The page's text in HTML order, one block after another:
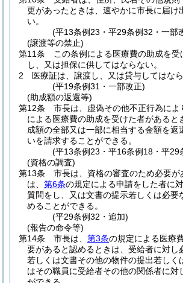
更があったときは、速やかに市長に届け
い。
(平13条例23・平29条例32・一部
(譲渡等の禁止)
第11条
この条例による医療費の助成を
し、又は担保に供してはならない。
2
医療証は、譲渡し、又は貸与してはなら
(平19条例31・一部改正)
(助成額の返還等)
第12条
市長は、虚偽その他不正行為によ
による医療費の助成を受けた者があると
成額の全部又は一部に相当する金額を返
いを請求することができる。
(平13条例23・平16条例18・平29
(資格の調査)
第13条
市長は、資格の審査のため必要が
は、 第6条の規定による申請をした者に
質問をし、又は文書の提示若しくは必要
めることができる。
(平29条例32・追加)
(報告の命令等)
第14条
市長は、 第3条の規定による医療
要があると認めるときは、受給者に対し
若しくは文書その他の物件の提出若しく
はその職員に受給者その他の関係者に対